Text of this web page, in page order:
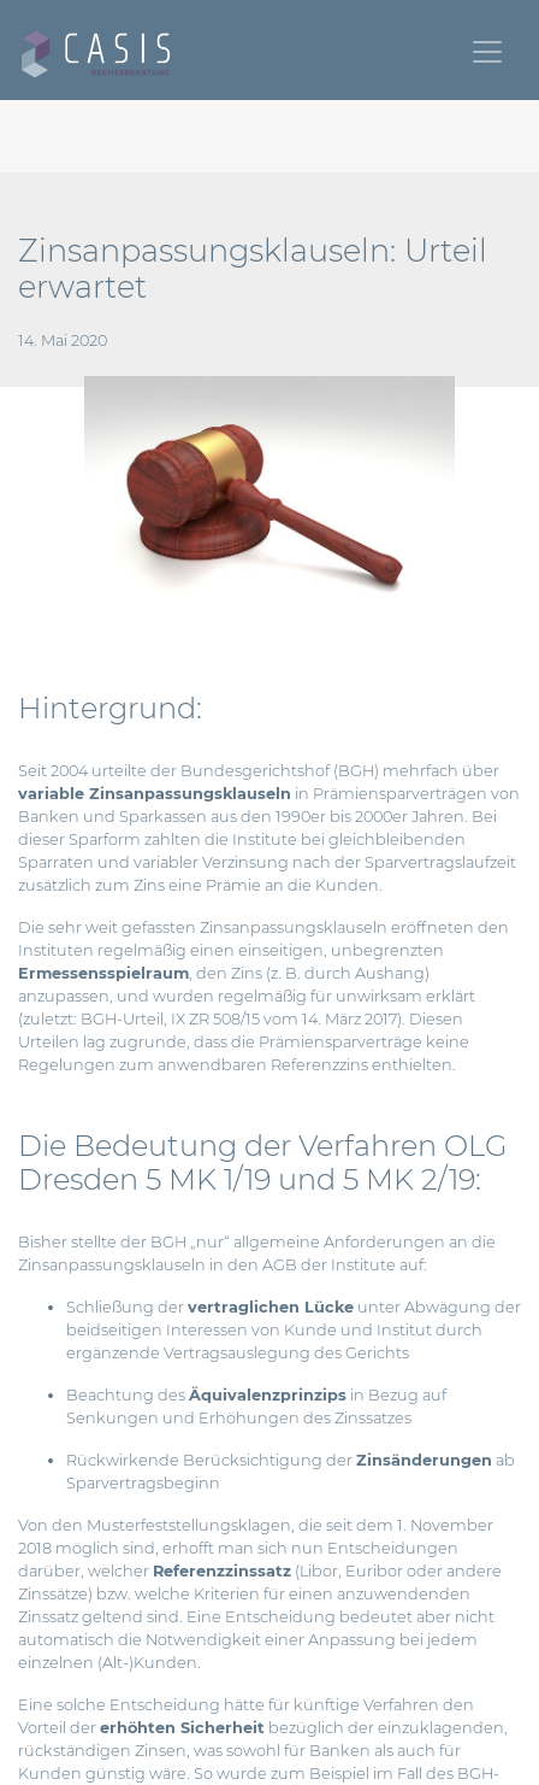
Zinsanpassungsklauseln: Urteil
erwartet
14. Mai 2020
Hintergrund:
Seit 2004 urteilte der Bundesgerichtshof (BGH) mehrfach über
variable Zinsanpassungsklauseln in Prämiensparverträgen von
Banken und Sparkassen aus den 1990er bis 2000er Jahren. Bei
dieser Sparform zahlten die Institute bei gleichbleibenden
Sparraten und variabler Verzinsung nach der Sparvertragslaufzeit
zusätzlich zum Zins eine Prämie an die Kunden.
Die sehr weit gefassten Zinsanpassungsklauseln eröffneten den
Instituten regelmäßig einen einseitigen, unbegrenzten
Ermessensspielraum, den Zins (z. B. durch Aushang)
anzupassen, und wurden regelmäßig für unwirksam erklärt
(zuletzt: BGH-Urteil, IX ZR 508/15 vom 14. März 2017). Diesen
Urteilen lag zugrunde, dass die Prämiensparverträge keine
Regelungen zum anwendbaren Referenzzins enthielten.
Die Bedeutung der Verfahren OLG
Dresden 5 MK 1/19 und 5 MK 2/19:
Bisher stellte der BGH „nur“ allgemeine Anforderungen an die
Zinsanpassungsklauseln in den AGB der Institute auf:
Schließung der vertraglichen Lücke unter Abwägung der
beidseitigen Interessen von Kunde und Institut durch
ergänzende Vertragsauslegung des Gerichts
Beachtung des Äquivalenzprinzips in Bezug auf
Senkungen und Erhöhungen des Zinssatzes
Rückwirkende Berücksichtigung der Zinsänderungen ab
Sparvertragsbeginn
Von den Musterfeststellungsklagen, die seit dem 1. November
2018 möglich sind, erhofft man sich nun Entscheidungen
darüber, welcher Referenzzinssatz (Libor, Euribor oder andere
Zinssätze) bzw. welche Kriterien für einen anzuwendenden
Zinssatz geltend sind. Eine Entscheidung bedeutet aber nicht
automatisch die Notwendigkeit einer Anpassung bei jedem
einzelnen (Alt-)Kunden.
Eine solche Entscheidung hätte für künftige Verfahren den
Vorteil der erhöhten Sicherheit bezüglich der einzuklagenden,
rückständigen Zinsen, was sowohl für Banken als auch für
Kunden günstig wäre. So wurde zum Beispiel im Fall des BGH-